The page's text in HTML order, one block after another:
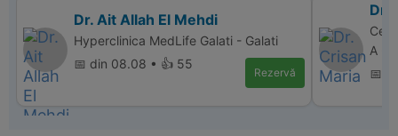
Dr. Ait Allah El Mehdi
Hyperclinica MedLife Galati - Galati
📅 din 08.08 • 👍 55
Rezervă
Dr.
A -
📅